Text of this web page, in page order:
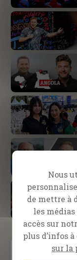
Video
Nous
de mettre à
les
accès sur
plus d’infos
sur la